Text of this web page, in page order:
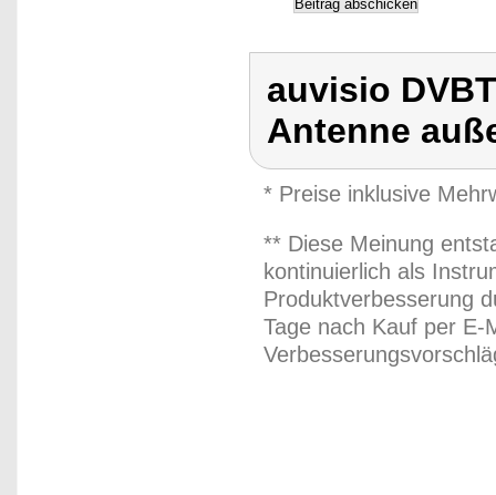
auvisio
Antenne
* Preise inklusive
** Diese Meinung
kontinuierlich als
Produktverbesserung
Tage nach Kauf per E-